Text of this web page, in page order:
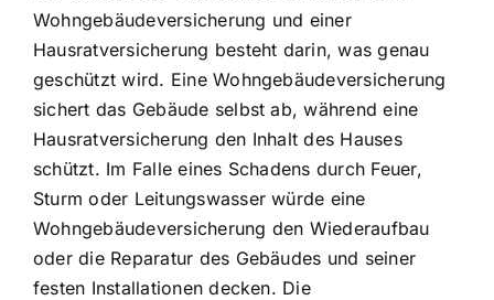
Wohngebäudeversicherung und einer
Hausratversicherung besteht darin, was genau
geschützt wird. Eine Wohngebäudeversicherung
sichert das Gebäude selbst ab, während eine
Hausratversicherung den Inhalt des Hauses
schützt. Im Falle eines Schadens durch Feuer,
Sturm oder Leitungswasser würde eine
Wohngebäudeversicherung den Wiederaufbau
oder die Reparatur des Gebäudes und seiner
festen Installationen decken. Die